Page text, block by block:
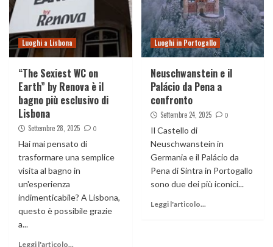
Luoghi a Lisbona
“The Sexiest WC on
Earth” by Renova è il
bagno più esclusivo di
Lisbona
Settembre 28, 2025 0
Hai mai pensato di
trasformare una semplice
visita al bagno in
un'esperienza
indimenticabile? A Lisbona,
questo è possibile grazie
a...
Leggi l'articolo...
Luoghi in Portogallo
Neuschwanstein e il
Palácio da Pena a
confronto
Settembre 24, 2025 0
Il Castello di
Neuschwanstein in
Germania e il Palácio da
Pena di Sintra in Portogallo
sono due dei più iconici...
Leggi l'articolo...